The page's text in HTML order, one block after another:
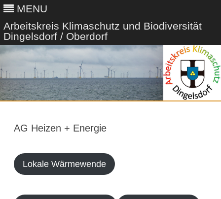
MENU
Arbeitskreis Klimaschutz und Biodiversität
Dingelsdorf / Oberdorf
AG Heizen + Energie
Lokale Wärmewende